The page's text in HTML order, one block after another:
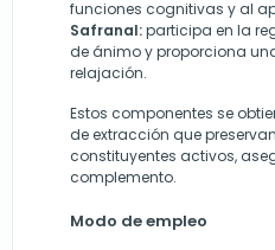
funciones cognitivas y al
Safranal:participa en la
de ánimo y proporciona
relajación.
Estos componentes se
de extracción que
constituyentes activos,
complemento.
Modo de empleo